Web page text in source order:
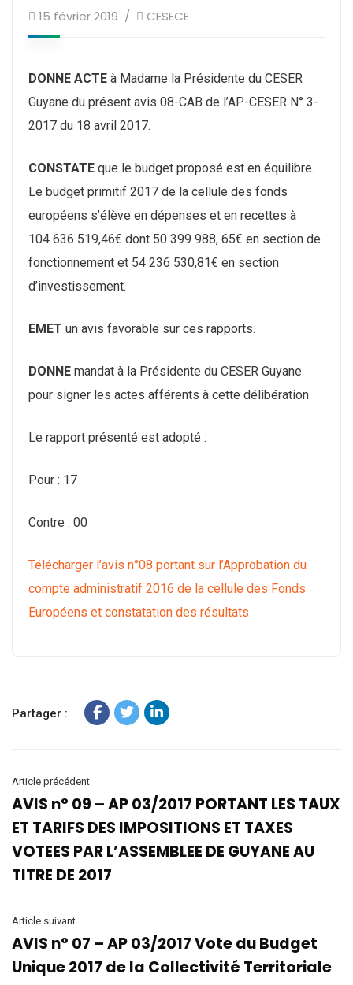
15 février 2019 CESECE
DONNE ACTE à Madame la Présidente du CESER
Guyane du présent avis 08-CAB de l’AP-CESER N° 3-
2017 du 18 avril 2017.
CONSTATE que le budget proposé est en équilibre.
Le budget primitif 2017 de la cellule des fonds
européens s’élève en dépenses et en recettes à
104 636 519,46€ dont 50 399 988, 65€ en section de
fonctionnement et 54 236 530,81€ en section
d’investissement.
EMET un avis favorable sur ces rapports.
DONNE mandat à la Présidente du CESER Guyane
pour signer les actes afférents à cette délibération
Le rapport présenté est adopté :
Pour : 17
Contre : 00
Télécharger l’avis n°08 portant sur l’Approbation du
compte administratif 2016 de la cellule des Fonds
Européens et constatation des résultats
Partager :
Article précédent
AVIS n° 09 – AP 03/2017 PORTANT LES TAUX
ET TARIFS DES IMPOSITIONS ET TAXES
VOTEES PAR L’ASSEMBLEE DE GUYANE AU
TITRE DE 2017
Article suivant
AVIS n° 07 – AP 03/2017 Vote du Budget
Unique 2017 de la Collectivité Territoriale